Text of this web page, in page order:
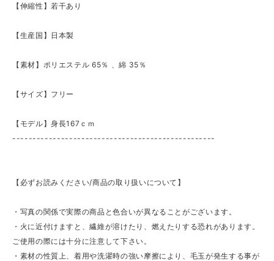
【伸縮性】若干あり
【生産国】日本製
【素材】ポリエステル 65％ 、綿 35％
【サイズ】フリー
【モデル】身長167ｃｍ
--------------------------------------------------
【必ずお読みください/商品の取り扱いについて】
・写真の関係で実際の商品と色合いが異なることがございます。
・火に近付けますと、繊維が溶けたり、燃えたりする恐れがあります。
ご使用の際には十分に注意して下さい。
・素材の性質上、着用や洗濯時の強い摩擦により、毛玉が発生する事が